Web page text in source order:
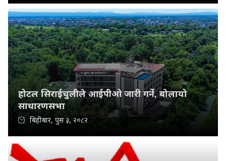
होटल सिराईचुलीले आईपीओ जारी गर्ने, बोलायो
साधारणसभा
बिहीबार, पुस ३, २०८२